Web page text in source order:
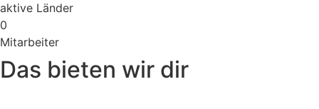
aktive Länder
0
Mitarbeiter
Das bieten wir dir